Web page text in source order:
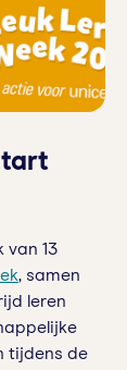
van 13
, samen
leren
tijdens de